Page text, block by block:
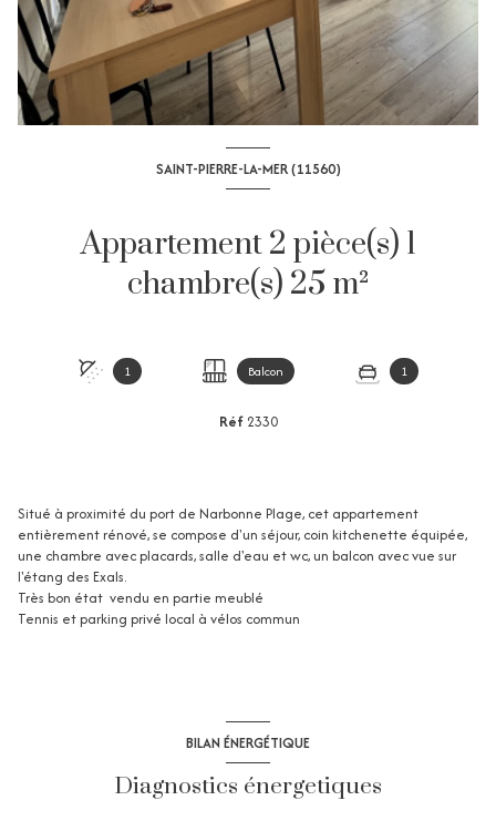
SAINT-PIERRE-LA-MER (11560)
Appartement 2 pièce(s) 1
chambre(s) 25 m²
1 Balcon 1
Réf 2330
Situé à proximité du port de Narbonne Plage, cet appartement
entièrement rénové, se compose d'un séjour, coin kitchenette équipée,
une chambre avec placards, salle d'eau et wc, un balcon avec vue sur
l'étang des Exals.
Très bon état vendu en partie meublé
Tennis et parking privé local à vélos commun
BILAN ÉNERGÉTIQUE
Diagnostics énergetiques